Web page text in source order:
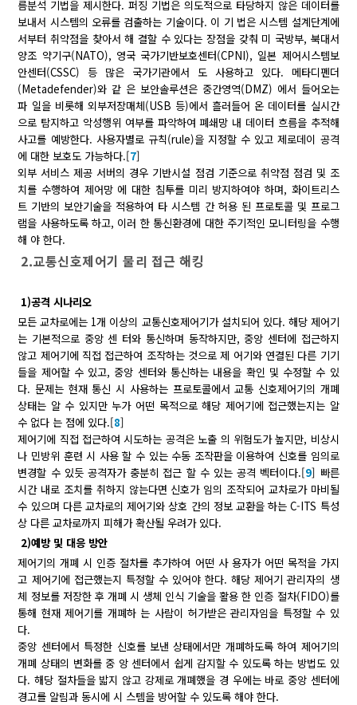
름분석 기법을 제시한다. 퍼징 기법은 의도적으로 타당하지 않은 데이터를
보내서 시스템의 오류를 검출하는 기술이다. 이 기 법은 시스템 설계단계에
서부터 취약점을 찾아서 해 결할 수 있다는 장점을 갖춰 미 국방부, 북대서
양조 약기구(NATO), 영국 국가기반보호센터(CPNI), 일본 제어시스템보
안센터(CSSC) 등 많은 국가기관에서 도 사용하고 있다. 메타디펜더
(Metadefender)와 같 은 보안솔루션은 중간영역(DMZ) 에서 들어오는
파 일을 비롯해 외부저장매체(USB 등)에서 흘러들어 온 데이터를 실시간
으로 탐지하고 악성행위 여부를 파악하여 폐쇄망 내 데이터 흐름을 추적해
사고를 예방한다. 사용자별로 규칙(rule)을 지정할 수 있고 제로데이 공격
에 대한 보호도 가능하다.[7]
외부 서비스 제공 서버의 경우 기반시설 점검 기준으로 취약점 점검 및 조
치를 수행하여 제어망 에 대한 침투를 미리 방지하여야 하며, 화이트리스
트 기반의 보안기술을 적용하여 타 시스템 간 허용 된 프로토콜 및 프로그
램을 사용하도록 하고, 이러 한 통신환경에 대한 주기적인 모니터링을 수행
해 야 한다.
2.교통신호제어기 물리 접근 해킹
1)공격 시나리오
모든 교차로에는 1개 이상의 교통신호제어기가 설치되어 있다. 해당 제어기
는 기본적으로 중앙 센 터와 통신하며 동작하지만, 중앙 센터에 접근하지
않고 제어기에 직접 접근하여 조작하는 것으로 제 어기와 연결된 다른 기기
들을 제어할 수 있고, 중앙 센터와 통신하는 내용을 확인 및 수정할 수 있
다. 문제는 현재 통신 시 사용하는 프로토콜에서 교통 신호제어기의 개폐
상태는 알 수 있지만 누가 어떤 목적으로 해당 제어기에 접근했는지는 알
수 없다 는 점에 있다.[8]
제어기에 직접 접근하여 시도하는 공격은 노출 의 위험도가 높지만, 비상시
나 민방위 훈련 시 사용 할 수 있는 수동 조작판을 이용하여 신호를 임의로
변경할 수 있듯 공격자가 충분히 접근 할 수 있는 공격 벡터이다.[9] 빠른
시간 내로 조치를 취하지 않는다면 신호가 임의 조작되어 교차로가 마비될
수 있으며 다른 교차로의 제어기와 상호 간의 정보 교환을 하는 C-ITS 특성
상 다른 교차로까지 피해가 확산될 우려가 있다.
2)예방 및 대응 방안
제어기의 개폐 시 인증 절차를 추가하여 어떤 사 용자가 어떤 목적을 가지
고 제어기에 접근했는지 특정할 수 있어야 한다. 해당 제어기 관리자의 생
체 정보를 저장한 후 개폐 시 생체 인식 기술을 활용 한 인증 절차(FIDO)를
통해 현재 제어기를 개폐하 는 사람이 허가받은 관리자임을 특정할 수 있
다.
중앙 센터에서 특정한 신호를 보낸 상태에서만 개폐하도록 하여 제어기의
개폐 상태의 변화를 중 앙 센터에서 쉽게 감지할 수 있도록 하는 방법도 있
다. 해당 절차들을 밟지 않고 강제로 개폐했을 경 우에는 바로 중앙 센터에
경고를 알림과 동시에 시 스템을 방어할 수 있도록 해야 한다.